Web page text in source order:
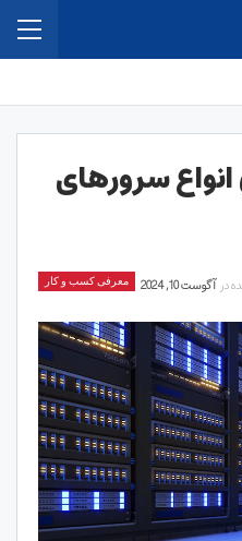
سرورهای
معرفی کسب و کار در آگوست 10, 2024